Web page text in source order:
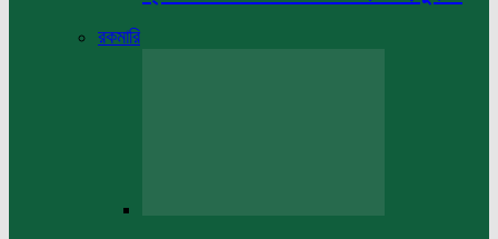
রকমারি